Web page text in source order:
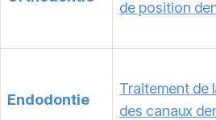
de position
Endodontie
Traitement de
des canaux